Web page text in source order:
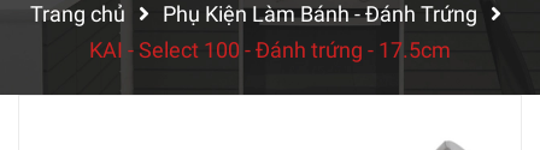
Trang chủ
Phụ Kiện Làm Bánh - Đánh Trứng
KAI - Select 100 - Đánh trứng - 17.5cm